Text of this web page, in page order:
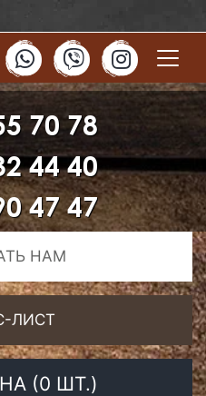
70 78
44 40
47 47
НАМ
ЛИСТ
(0 ШТ.)